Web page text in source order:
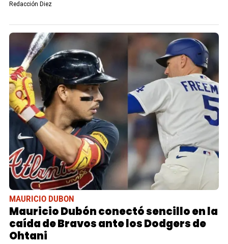
Redacción Diez
MAURICIO DUBON
Mauricio Dubón conectó sencillo en la
caída de Bravos ante los Dodgers de
Ohtani